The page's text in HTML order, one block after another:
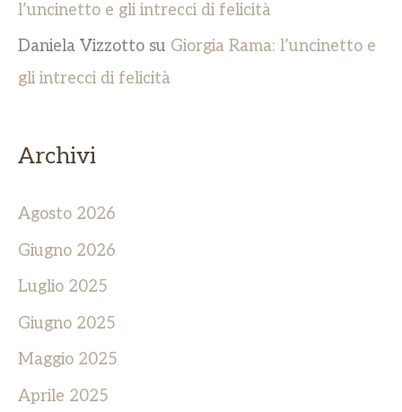
l’uncinetto e gli intrecci di felicità
Daniela Vizzotto su Giorgia Rama: l’uncinetto e
gli intrecci di felicità
Archivi
Agosto 2026
Giugno 2026
Luglio 2025
Giugno 2025
Maggio 2025
Aprile 2025